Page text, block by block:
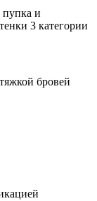
и
3 категории
бровей